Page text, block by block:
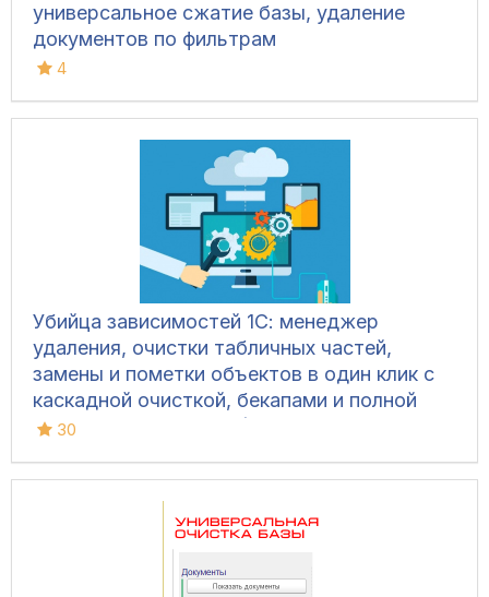
универсальное сжатие базы, удаление
документов по фильтрам
4
Убийца зависимостей 1С: менеджер
удаления, очистки табличных частей,
замены и пометки объектов в один клик с
каскадной очисткой, бекапами и полной
безопасностью базы (Управляемые формы,
30